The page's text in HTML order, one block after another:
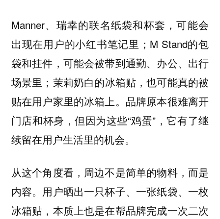
Manner、瑞幸的联名纸袋和杯套，可能会
出现在用户的小红书笔记里；M Stand的包
袋和挂件，可能会被带到通勤、办公、出行
场景里；茉莉奶白的冰箱贴，也可能真的被
贴在用户家里的冰箱上。品牌原本很难离开
门店和杯身，但因为这些“鸡蛋”，它有了继
续留在用户生活里的机会。
从这个角度看，周边不是简单的物料，而是
内容。用户晒出一只杯子、一张纸袋、一枚
冰箱贴，本质上也是在帮品牌完成一次二次